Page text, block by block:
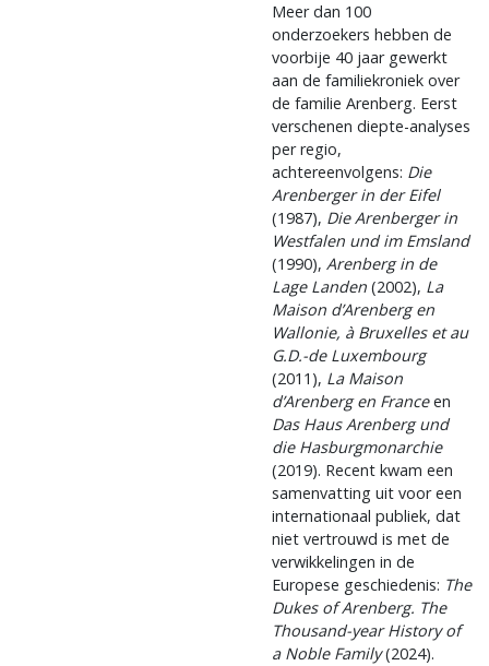
Meer dan 100
onderzoekers hebben de
voorbije 40 jaar gewerkt
aan de familiekroniek over
de familie Arenberg. Eerst
verschenen diepte-analyses
per regio,
achtereenvolgens: Die
Arenberger in der Eifel
(1987), Die Arenberger in
Westfalen und im Emsland
(1990), Arenberg in de
Lage Landen (2002), La
Maison d’Arenberg en
Wallonie, à Bruxelles et au
G.D.-de Luxembourg
(2011), La Maison
d’Arenberg en Franceen
Das Haus Arenberg und
die Hasburgmonarchie
(2019). Recent kwam een
samenvatting uit voor een
internationaal publiek, dat
niet vertrouwd is met de
verwikkelingen in de
Europese geschiedenis: The
Dukes of Arenberg. The
Thousand-year History of
a Noble Family(2024).